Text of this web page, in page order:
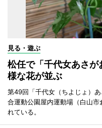
見る・遊ぶ
松任で「千代女あさ
様な花が並ぶ
第49回「千代女（ちよじょ）
合運動公園屋内運動場（白山
れている。